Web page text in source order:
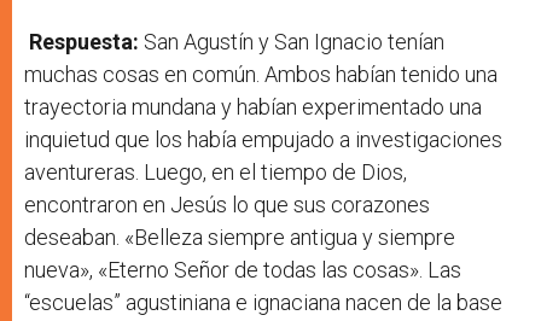
Respuesta: San Agustín y San Ignacio tenían
muchas cosas en común. Ambos habían tenido una
trayectoria mundana y habían experimentado una
inquietud que los había empujado a investigaciones
aventureras. Luego, en el tiempo de Dios,
encontraron en Jesús lo que sus corazones
deseaban. «Belleza siempre antigua y siempre
nueva», «Eterno Señor de todas las cosas». Las
“escuelas” agustiniana e ignaciana nacen de la base